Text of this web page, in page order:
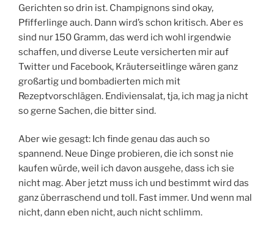
Gerichten so drin ist. Champignons sind okay,
Pfifferlinge auch. Dann wird’s schon kritisch. Aber es
sind nur 150 Gramm, das werd ich wohl irgendwie
schaffen, und diverse Leute versicherten mir auf
Twitter und Facebook, Kräuterseitlinge wären ganz
großartig und bombadierten mich mit
Rezeptvorschlägen. Endiviensalat, tja, ich mag ja nicht
so gerne Sachen, die bitter sind.
Aber wie gesagt: Ich finde genau das auch so
spannend. Neue Dinge probieren, die ich sonst nie
kaufen würde, weil ich davon ausgehe, dass ich sie
nicht mag. Aber jetzt muss ich und bestimmt wird das
ganz überraschend und toll. Fast immer. Und wenn mal
nicht, dann eben nicht, auch nicht schlimm.